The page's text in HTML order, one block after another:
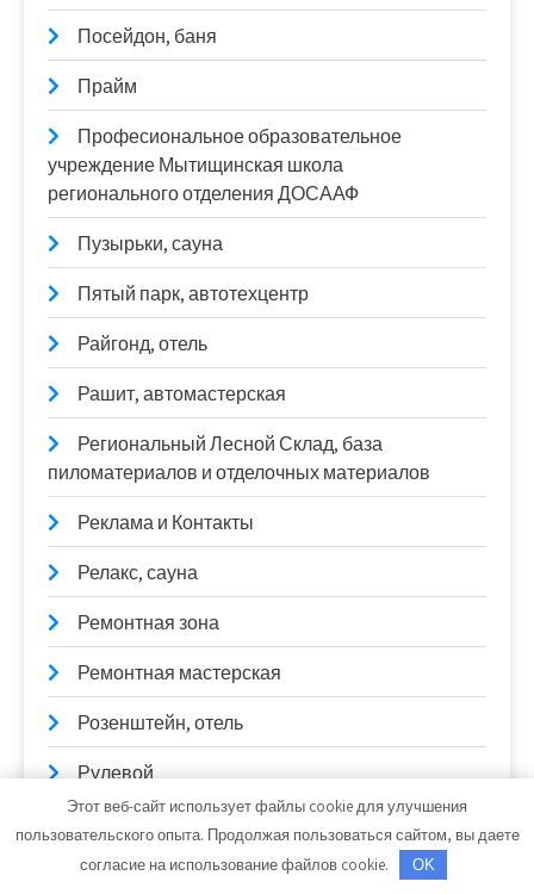
Посейдон, баня
Прайм
Професиональное образовательное
учреждение Мытищинская школа
регионального отделения ДОСААФ
Пузырьки, сауна
Пятый парк, автотехцентр
Райгонд, отель
Рашит, автомастерская
Региональный Лесной Склад, база
пиломатериалов и отделочных материалов
Реклама и Контакты
Релакс, сауна
Ремонтная зона
Ремонтная мастерская
Розенштейн, отель
Рулевой
Русские бани на Руше, оздоровительный
Этот веб-сайт использует файлы cookie для улучшения
пользовательского опыта. Продолжая пользоваться сайтом, вы даете
согласие на использование файлов cookie.
OK